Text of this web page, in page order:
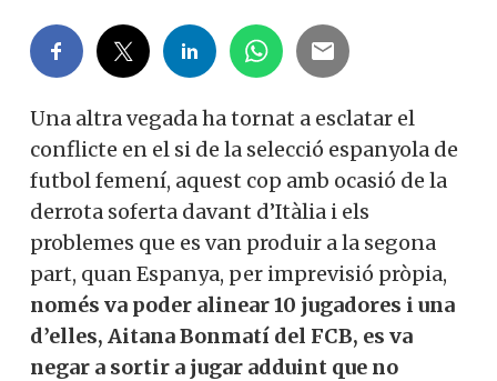
Una altra vegada ha tornat a esclatar el
conflicte en el si de la selecció espanyola de
futbol femení, aquest cop amb ocasió de la
derrota soferta davant d’Itàlia i els
problemes que es van produir a la segona
part, quan Espanya, per imprevisió pròpia,
només va poder alinear 10 jugadores i una
d’elles, Aitana Bonmatí del FCB, es va
negar a sortir a jugar adduint que no